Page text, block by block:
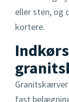
eller sten, og
kortere.
fast